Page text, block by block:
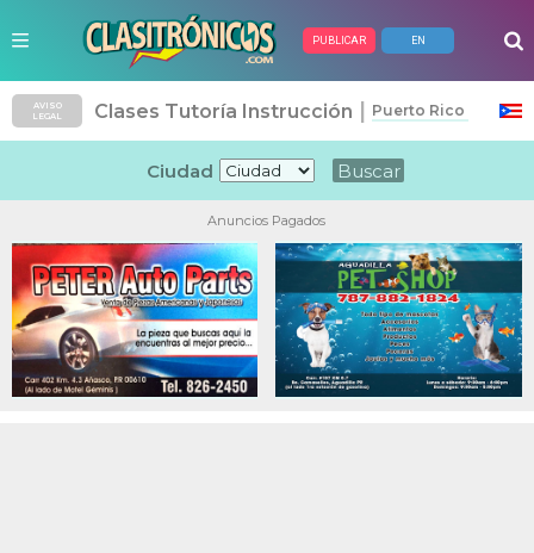
PUBLICAR EN
Anuncios Pagados
AVISO
LEGAL
Clases Tutoría Instrucción Puerto Rico
Ciudad